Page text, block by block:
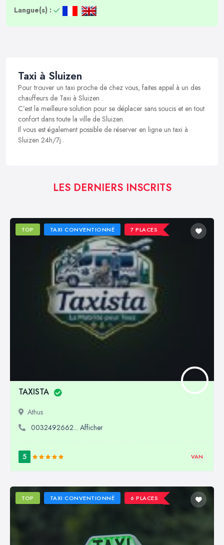
Langue(s) :
Taxi à Sluizen
Pour trouver un taxi proche de chez vous, faites appel à un des
chauffeurs de Taxi à Sluizen .
C’est la meilleure solution pour se déplacer sans soucis et en tout
confort dans toute la ville de Sluizen.
Il vous est également possible de réserver en ligne un taxi à
Sluizen 24h/7j .
LES DERNIERS INSCRITS
TOP TAXI CONVENTIONNÉ 7 PLACES
TAXISTA
Athus
0032492662... Afficher
5 VAN
TOP TAXI CONVENTIONNÉ 6 PLACES